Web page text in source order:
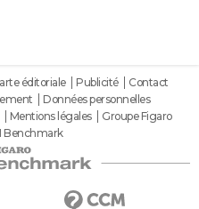
éditoriale Publicité
Contact
Données personnelles
Mentions légales
Groupe Figaro
Benchmark